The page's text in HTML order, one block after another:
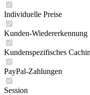
Individuelle Preise
Kunden-Wiedererkennung
Kundenspezifisches
PayPal-Zahlungen
Session